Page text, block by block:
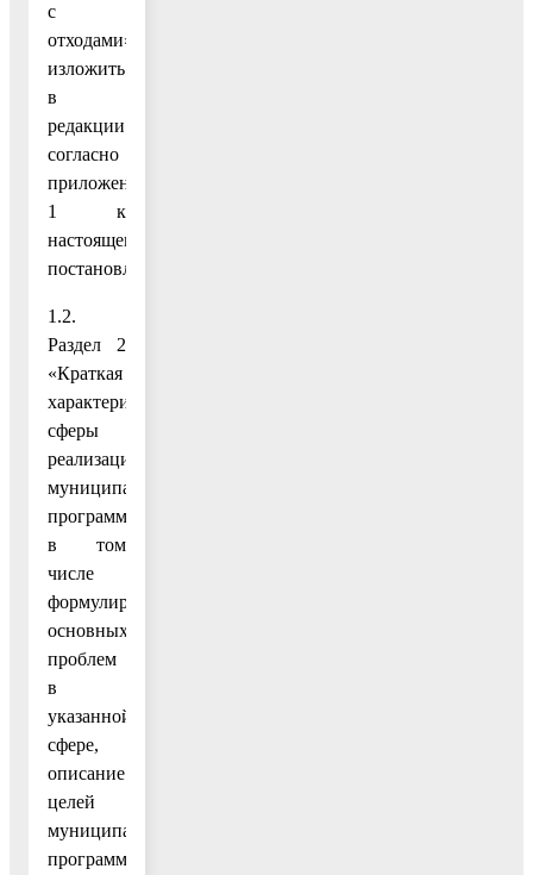
с
отходами»,
изложить
в
редакции
согласно
приложению
1 к
настоящему
постановлению;
1.2.
Раздел 2
«Краткая
характеристика
сферы
реализации
муниципальной
программы,
в том
числе
формулировка
основных
проблем
в
указанной
сфере,
описание
целей
муниципальной
программы»